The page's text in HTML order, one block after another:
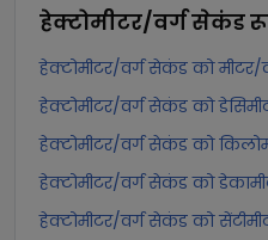
हेक्टोमीटर/वर्ग सेकंड
हेक्टोमीटर/वर्ग सेकंड को
हेक्टोमीटर/वर्ग सेकंड को
हेक्टोमीटर/वर्ग सेकंड को
हेक्टोमीटर/वर्ग सेकंड को
हेक्टोमीटर/वर्ग सेकंड को